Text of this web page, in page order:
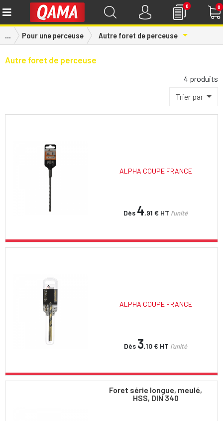
0 0
... Pour une perceuse Autre foret de perceuse Toggle
Autre foret de perceuse
4 produits
Trier par
ALPHA COUPE FRANCE
Dès 4,91 € HT l'unité
ALPHA COUPE FRANCE
Dès 3,10 € HT l'unité
Foret série longue, meulé,
HSS, DIN 340